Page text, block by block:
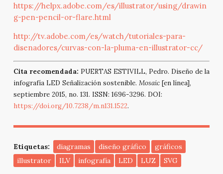
https://helpx.adobe.com/es/illustrator/using/drawin
g-pen-pencil-or-flare.html
http://tv.adobe.com/es/watch/tutoriales-para-
disenadores/curvas-con-la-pluma-en-illustrator-cc/
Cita recomendada: PUERTAS ESTIVILL, Pedro. Diseño de la
infografía LED Señalización sostenible. Mosaic[en línea],
septiembre 2015, no. 131. ISSN: 1696-3296. DOI:
https://doi.org/10.7238/m.n131.1522.
Etiquetas: diagramas diseño gráfico
gráficos
illustrator
ILV infografía LED LUZ SVG